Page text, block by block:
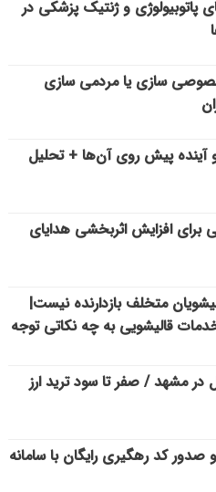
پاتوبیولوژی و ژنتیک پزشکی در
سازی یا مردمی سازی
پیش روی آن‌ها + تحلیل
برای افزایش اثربخشی هدایای
متخلف بازدارنده نیست|
قالیشویی به چه نکاتی توجه
در مشهد / صفر تا سود ترید ارز
صدور کد رهگیری رایگان با سامانه